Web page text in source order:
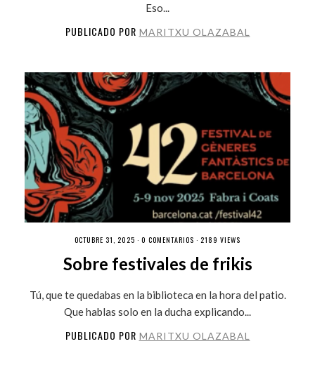
Eso...
PUBLICADO POR MARITXU OLAZABAL
OCTUBRE 31, 2025 · 0 COMENTARIOS · 2189 VIEWS
Sobre festivales de frikis
Tú, que te quedabas en la biblioteca en la hora del patio.
Que hablas solo en la ducha explicando...
PUBLICADO POR MARITXU OLAZABAL